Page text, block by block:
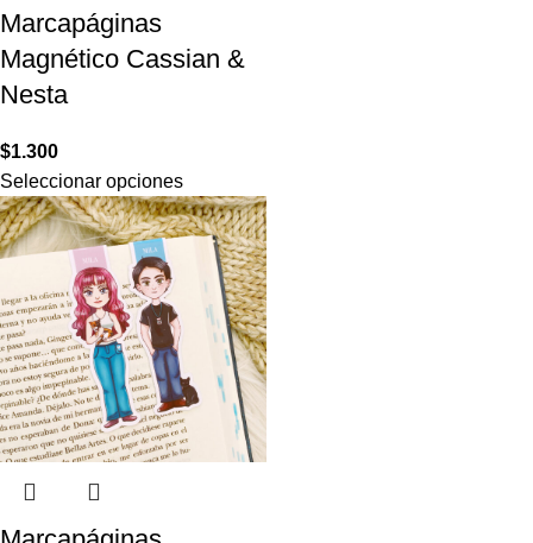
Marcapáginas
Magnético Cassian &
Nesta
$1.300
Seleccionar opciones